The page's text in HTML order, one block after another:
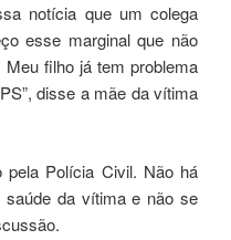
notícia que um colega
esse marginal que não
filho já tem problema
disse a mãe da vítima
Polícia Civil. Não há
saúde da vítima e não se